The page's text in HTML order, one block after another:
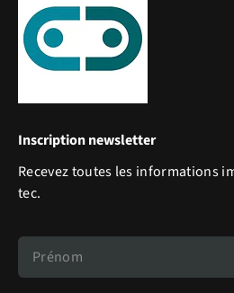
Inscription newsletter
Recevez toutes les informations
tec.